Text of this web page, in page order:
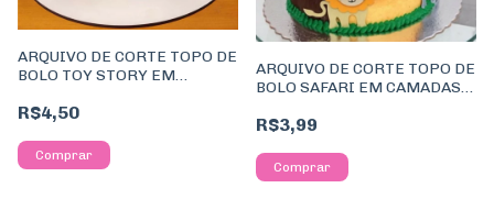
ARQUIVO DE CORTE TOPO DE
BOLO TOY STORY EM
R$4,50
ARQUIVO DE CORTE TOPO DE
BOLO SAFARI EM CAMADAS
R$3,99